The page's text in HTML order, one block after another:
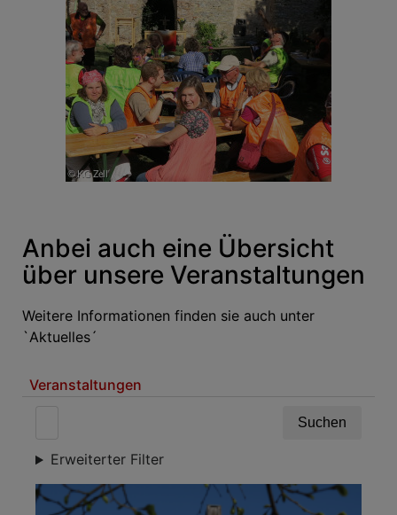
Anbei auch eine Übersicht
über unsere Veranstaltungen
Weitere Informationen finden sie auch unter
`Aktuelles´
Veranstaltungen
Erweiterter Filter